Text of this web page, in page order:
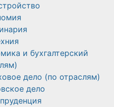
и бухгалтерский
дело (по отраслям)
дело